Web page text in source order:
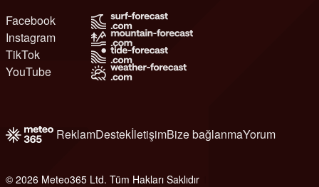
Facebook
Instagram
TikTok
YouTube
ReklamDestekİletişimBize bağlanmaYorum
© 2026 Meteo365 Ltd. Tüm Hakları Saklıdır